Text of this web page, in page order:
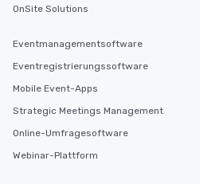
OnSite Solutions
Eventmanagementsoftware
Eventregistrierungssoftware
Mobile Event-Apps
Strategic Meetings Management
Online-Umfragesoftware
Webinar-Plattform